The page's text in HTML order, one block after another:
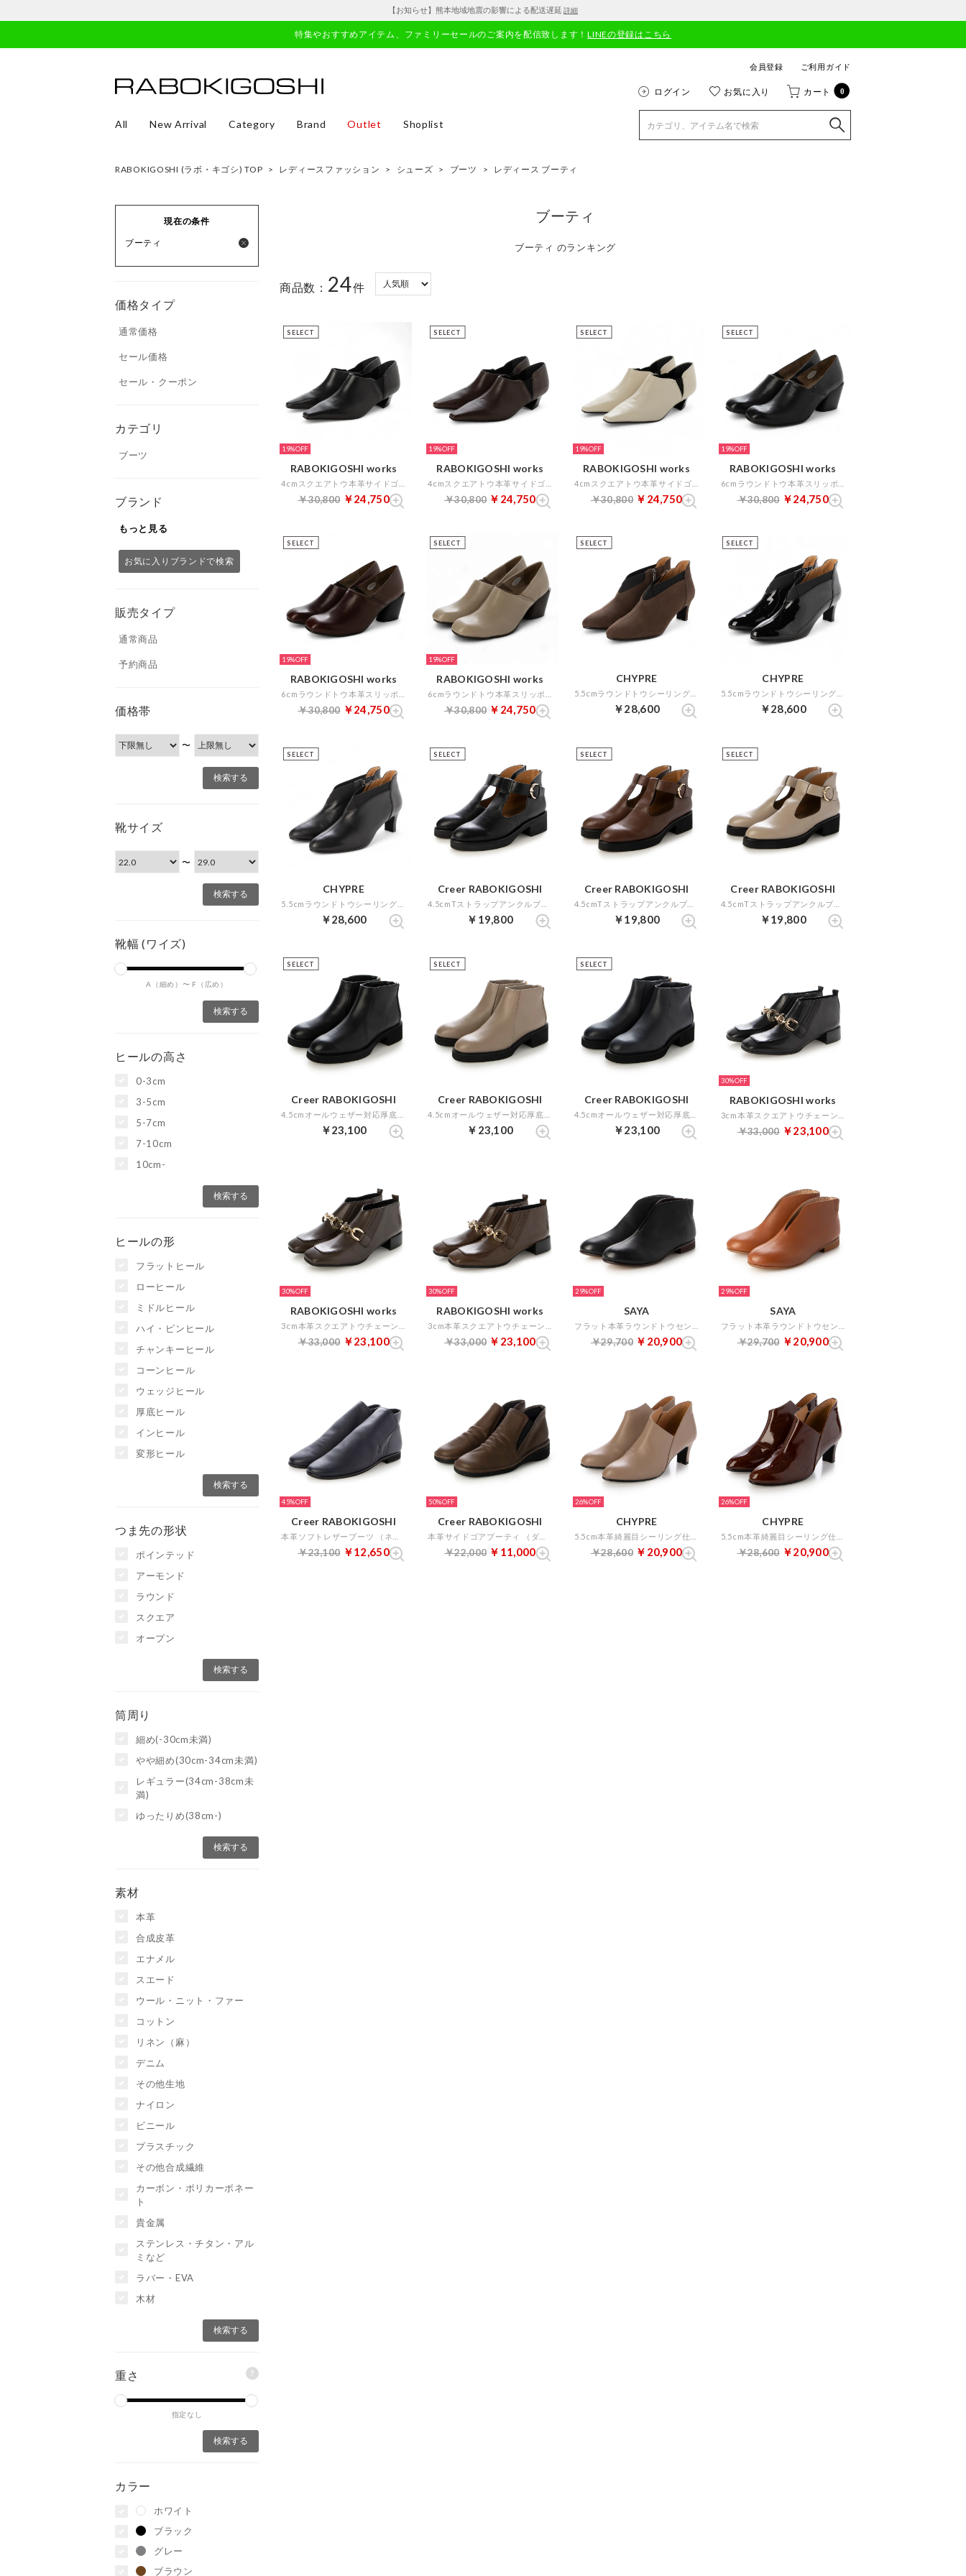
【お知らせ】熊本地域地震の影響による配送遅延 詳細
特集やおすすめアイテム、ファミリーセールのご案内を配信致します！LINEの登録はこちら
会員登録 ご利用ガイド
ログイン お気に入り カート 0
All New Arrival Category Brand Outlet Shoplist
RABOKIGOSHI (ラボ・キゴシ) TOP > レディースファッション > シューズ > ブーツ > レディース ブーティ
現在の条件
ブーティ
価格タイプ
通常価格
セール価格
セール・クーポン
カテゴリ
ブーツ
ブランド
もっと見る
お気に入りブランドで検索
販売タイプ
通常商品
予約商品
価格帯
〜
靴サイズ
〜
靴幅 (ワイズ)
A（細め）〜 F（広め）
ヒールの高さ
0-3cm
3-5cm
5-7cm
7-10cm
10cm-
ヒールの形
フラットヒール
ローヒール
ミドルヒール
ハイ・ピンヒール
チャンキーヒール
コーンヒール
ウェッジヒール
厚底ヒール
インヒール
変形ヒール
つま先の形状
ポインテッド
アーモンド
ラウンド
スクエア
オープン
筒周り
細め(-30cm未満)
やや細め(30cm-34cm未満)
レギュラー(34cm-38cm未
満)
ゆったりめ(38cm-)
素材
本革
合成皮革
エナメル
スエード
ウール・ニット・ファー
コットン
リネン（麻）
デニム
その他生地
ナイロン
ビニール
プラスチック
その他合成繊維
カーボン・ポリカーボネー
ト
貴金属
ステンレス・チタン・アル
ミなど
ラバー・EVA
木材
重さ ?
指定なし
カラー
ホワイト
ブラック
グレー
ブラウン
ブーティ
ブーティ のランキング
商品数： 24件
SELECT
19%
RABOKIGOSHI works
￥30,800 ￥24,750
SELECT
19%
RABOKIGOSHI works
￥30,800 ￥24,750
SELECT
19%
RABOKIGOSHI works
￥30,800 ￥24,750
SELECT
19%
RABOKIGOSHI works
￥30,800 ￥24,750
SELECT
19%
RABOKIGOSHI works
￥30,800 ￥24,750
SELECT
19%
RABOKIGOSHI works
￥30,800 ￥24,750
SELECT
CHYPRE
￥28,600
SELECT
CHYPRE
￥28,600
SELECT
CHYPRE
￥28,600
SELECT
Creer RABOKIGOSHI
￥19,800
SELECT
Creer RABOKIGOSHI
￥19,800
SELECT
Creer RABOKIGOSHI
￥19,800
SELECT
Creer RABOKIGOSHI
￥23,100
SELECT
Creer RABOKIGOSHI
￥23,100
SELECT
Creer RABOKIGOSHI
￥23,100
30%
RABOKIGOSHI works
￥33,000 ￥23,100
30%
RABOKIGOSHI works
￥33,000 ￥23,100
30%
RABOKIGOSHI works
￥33,000 ￥23,100
29%
SAYA
￥29,700 ￥20,900
29%
SAYA
￥29,700 ￥20,900
45%
Creer RABOKIGOSHI
￥23,100 ￥12,650
50%
Creer RABOKIGOSHI
￥22,000 ￥11,000
26%
CHYPRE
￥28,600 ￥20,900
26%
CHYPRE
￥28,600 ￥20,900